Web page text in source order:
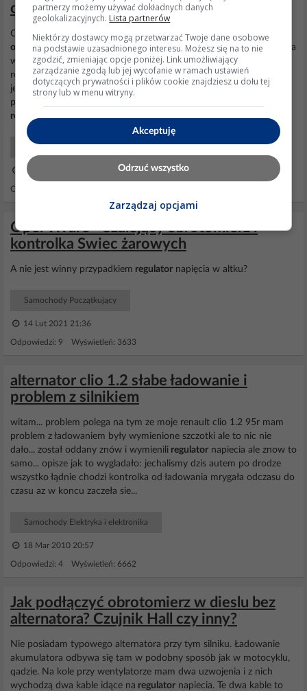
obrotomierza po wymianie alternatora
Co do obrotomierzato fachowiec zawalił. Wsadzony został
obrotomierzz benzyniaka a Ty masz diesla. Alternatory z diesla maja
wyjście W do którego podłączony jestobrotomierz . Jedynym
rozwiązaniem w tym wypadku jest dolutowanie przewodu pod
jedno z wyjść uzwojeń (przed mostkiem lub diodami
prostowniczymi) i do tego podłączyć
regulator...
Samochody Elektryka i elektronika
27 Sty 2010 05:57
Odpowiedzi: 5 Wyświetleń: 3178
Opel Vivaro - Szalejący obrotomierz i
kontrolka Swiec żarowych
A nie jest winny przypadkiem regulator napięcia w altku?
Samochody Początkujący
14 Lut 2021 21:36
Odpowiedzi: 9 Wyświetleń: 3633
alternator clio 1.2 słabe ładowanie i
problem z silnikiem
witam... problem polega na tym ze moje renault clio 1.2 95r mam
problem z ładowaniem były wymienione szczotki ale to nic nie
dało... został oddany znów i wymienili regulator napiecia ale znow to
samo... opisze jak to wygladało: jechalismy dzis autem po drodze
wszystko łądnie chodzi kontrolka od ładowania mrygała odczasu do
czasu az w koncu zaczeła sie...
Samochody Elektryka i elektronika
18 Mar 2010 20:57
Odpowiedzi: 4 Wyświetleń: 6662
Jak podłączyć obrotomierz w dieslu bez
alternatora? Czujnik Hall czy inny?
Nie posiadam typowego alternatora przy tym silniku. Ładowanie
akumulatora odbywa się tam w podobny sposób jak w motocyklu,
qadzie. Na kole przy wentylatorze mam dwa uzwojenia i z nich
wychodzą dwa kable idące na regulator napiecia. Te dwa kable to
partnerzy możemy używać dokładnych danych
geolokalizacyjnych. Lista partnerów
Niektórzy dostawcy mogą przetwarzać Twoje dane osobowe
na podstawie uzasadnionego interesu. Możesz się na to nie
zgodzić, zmieniając opcje poniżej. Link umożliwiający
zarządzanie zgodą lub jej wycofanie w ramach ustawień
dotyczących prywatności i plików cookie znajdziesz u dołu tej
strony lub w menu witryny.
Akceptuję
Odrzuć wszystko
Zarządzaj opcjami